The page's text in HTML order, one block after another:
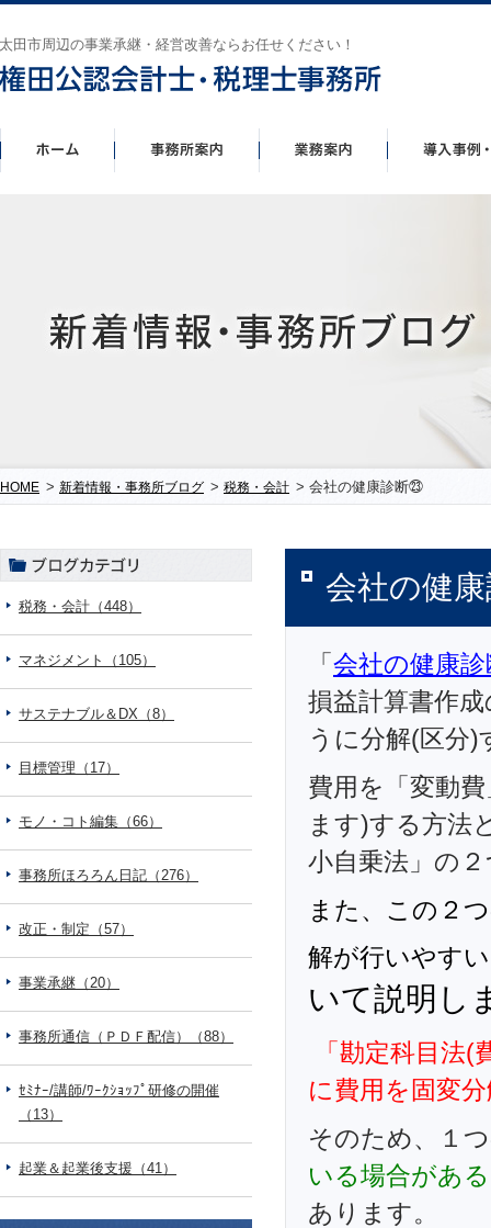
太田市周辺の事業承継・経営改善ならお任せください！
HOME > 新着情報・事務所ブログ > 税務・会計 > 会社の健康診断㉓
会社の健
「会社の健康
損益計算書作
うに分解(区分
費用を「変動
ます)する方法
小自乗法」の
また、この２
解が行いやすい
いて説明し
「勘定科目法(
に費用を固変
そのため、１
いる場合があ
あります。
税務・会計（448）
マネジメント（105）
サステナブル＆DX（8）
目標管理（17）
モノ・コト編集（66）
事務所ほろろん日記（276）
改正・制定（57）
事業承継（20）
事務所通信（ＰＤＦ配信）（88）
ｾﾐﾅｰ/講師/ﾜｰｸｼｮｯﾌﾟ研修の開催
（13）
起業＆起業後支援（41）